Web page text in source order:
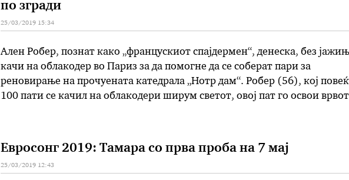
по згради
25/03/2019 15:34
Ален Робер, познат како „францускиот спајдермен“, денеска, без
качи на облакодер во Париз за да помогне да се соберат пари за
реновирање на прочуената катедрала „Нотр дам“. Робер (56), кој
100 пати се качил на облакодери ширум светот, овој пат го освои
Евросонг 2019: Тамара со прва проба на 7 мај
25/03/2019 12:43